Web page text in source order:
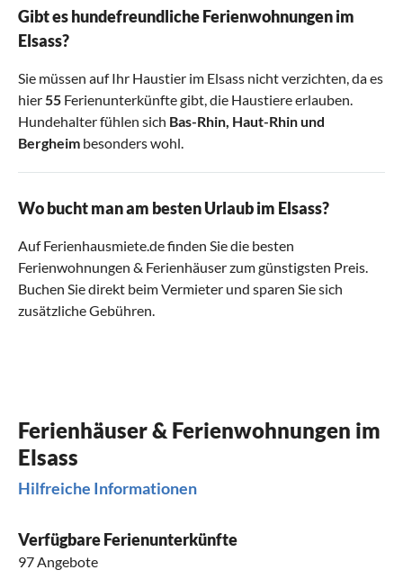
Gibt es hundefreundliche Ferienwohnungen im
Elsass?
Sie müssen auf Ihr Haustier im Elsass nicht verzichten, da es
hier55 Ferienunterkünfte gibt, die Haustiere erlauben.
Hundehalter fühlen sich Bas-Rhin, Haut-Rhinund
Bergheim besonders wohl.
Wo bucht man am besten Urlaub im Elsass?
Auf Ferienhausmiete.de finden Sie die besten
Ferienwohnungen & Ferienhäuser zum günstigsten Preis.
Buchen Sie direkt beim Vermieter und sparen Sie sich
zusätzliche Gebühren.
Ferienhäuser & Ferienwohnungen im
Elsass
Hilfreiche Informationen
Verfügbare Ferienunterkünfte
97 Angebote